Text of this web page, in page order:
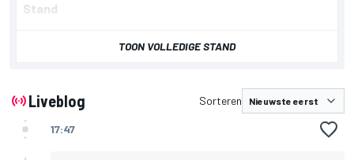
Stand
TOON VOLLEDIGE STAND
Liveblog Sorteren
17:47